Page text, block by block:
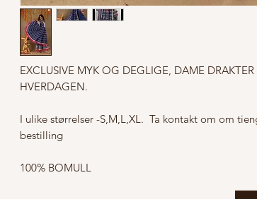
EXCLUSIVE MYK OG DEGLIGE, DAME DRAKTER
HVERDAGEN.
I ulike størrelser -S,M,L,XL.  Ta kontakt om om
bestilling
100% BOMULL